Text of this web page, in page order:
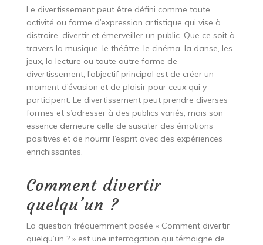
Le divertissement peut être défini comme toute
activité ou forme d’expression artistique qui vise à
distraire, divertir et émerveiller un public. Que ce soit à
travers la musique, le théâtre, le cinéma, la danse, les
jeux, la lecture ou toute autre forme de
divertissement, l’objectif principal est de créer un
moment d’évasion et de plaisir pour ceux qui y
participent. Le divertissement peut prendre diverses
formes et s’adresser à des publics variés, mais son
essence demeure celle de susciter des émotions
positives et de nourrir l’esprit avec des expériences
enrichissantes.
Comment divertir
quelqu’un ?
La question fréquemment posée « Comment divertir
quelqu’un ? » est une interrogation qui témoigne de